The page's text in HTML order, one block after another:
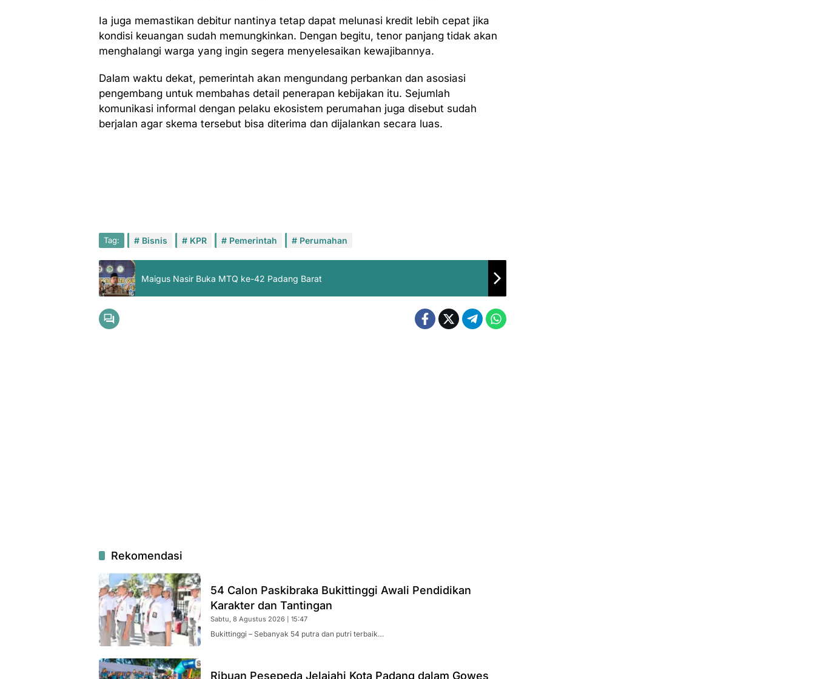
Ia juga memastikan debitur nantinya tetap dapat melunasi kredit lebih cepat jika
kondisi keuangan sudah memungkinkan. Dengan begitu, tenor panjang tidak akan
menghalangi warga yang ingin segera menyelesaikan kewajibannya.
Dalam waktu dekat, pemerintah akan mengundang perbankan dan asosiasi
pengembang untuk membahas detail penerapan kebijakan itu. Sejumlah
komunikasi informal dengan pelaku ekosistem perumahan juga disebut sudah
berjalan agar skema tersebut bisa diterima dan dijalankan secara luas.
Tag: Bisnis KPR Pemerintah Perumahan
Maigus Nasir Buka MTQ ke-42 Padang Barat
Rekomendasi
54 Calon Paskibraka Bukittinggi Awali Pendidikan
Karakter dan Tantingan
Sabtu, 8 Agustus 2026 | 15:47
Bukittinggi – Sebanyak 54 putra dan putri terbaik…
Ribuan Pesepeda Jelajahi Kota Padang dalam Gowes